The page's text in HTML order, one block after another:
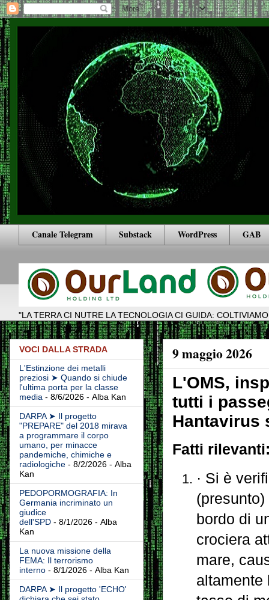
Canale Telegram Substack WordPress GAB
"LA TERRA CI NUTRE LA TECNOLOGIA CI GUIDA:
9 maggio 2026
L'OMS,
tutti i
Hantavirus
Fatti
· Si è
bordo di
crociera
mare,
altamente
VOCI DALLA STRADA
L'Estinzione dei metalli
preziosi ➤ Quando si chiude
l'ultima porta per la classe
media - 8/6/2026 - Alba Kan
DARPA ➤ Il progetto
"PREPARE" del 2018 mirava
a programmare il corpo
umano, per minacce
pandemiche, chimiche e
radiologiche - 8/2/2026 - Alba
Kan
PEDOPORMOGRAFIA: In
Germania incriminato un
giudice
dell'SPD - 8/1/2026 - Alba
Kan
La nuova missione della
FEMA: Il terrorismo
interno - 8/1/2026 - Alba Kan
DARPA ➤ Il progetto 'ECHO'